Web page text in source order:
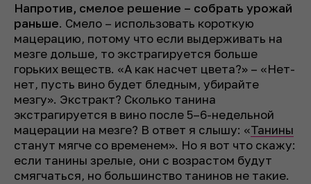
Напротив, смелое решение – собрать урожай
раньше. Смело – использовать короткую
мацерацию, потому что если выдерживать на
мезге дольше, то экстрагируется больше
горьких веществ. «А как насчет цвета?» – «Нет-
нет, пусть вино будет бледным, убирайте
мезгу». Экстракт? Сколько танина
экстрагируется в вино после 5–6-недельной
мацерации на мезге? В ответ я слышу: «Танины
станут мягче со временем». Но я вот что скажу:
если танины зрелые, они с возрастом будут
смягчаться, но большинство танинов не такие.